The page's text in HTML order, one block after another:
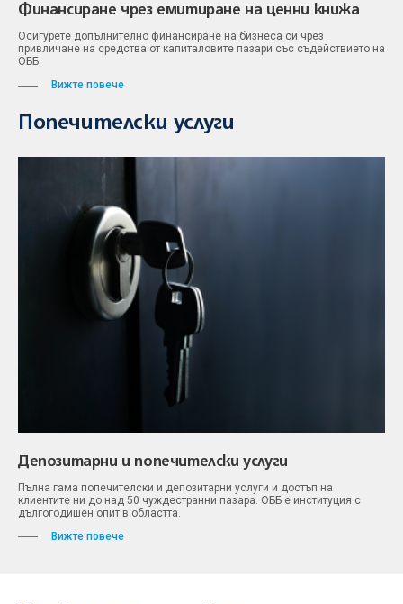
Финансиране чрез емитиране на ценни книжа
Осигурете допълнително финансиране на бизнеса си чрез
привличане на средства от капиталовите пазари със съдействието на
ОББ.
Вижте повече
Попечителски услуги
Депозитарни и попечителски услуги
Пълна гама попечителски и депозитарни услуги и достъп на
клиентите ни до над 50 чуждестранни пазара. ОББ е институция с
дългогодишен опит в областта.
Вижте повече